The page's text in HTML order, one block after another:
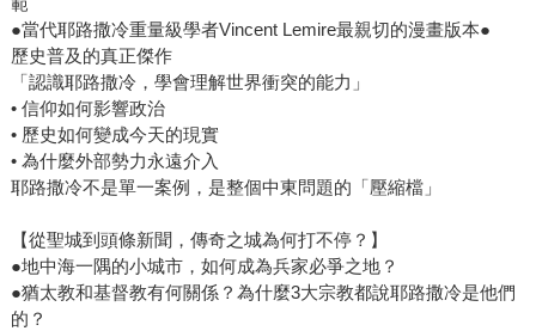
●當代耶路撒冷重量級學者Vincent Lemire最親切的漫畫版本●
歷史普及的真正傑作
「認識耶路撒冷，學會理解世界衝突的能力」
• 信仰如何影響政治
• 歷史如何變成今天的現實
• 為什麼外部勢力永遠介入
耶路撒冷不是單一案例，是整個中東問題的「壓縮檔」
【從聖城到頭條新聞，傳奇之城為何打不停？】
●地中海一隅的小城市，如何成為兵家必爭之地？
●猶太教和基督教有何關係？為什麼3大宗教都說耶路撒冷是他們
的？